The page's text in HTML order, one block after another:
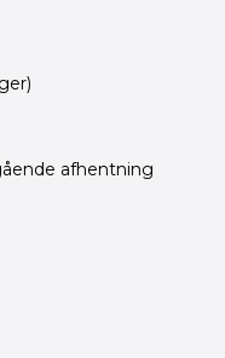
afhentning